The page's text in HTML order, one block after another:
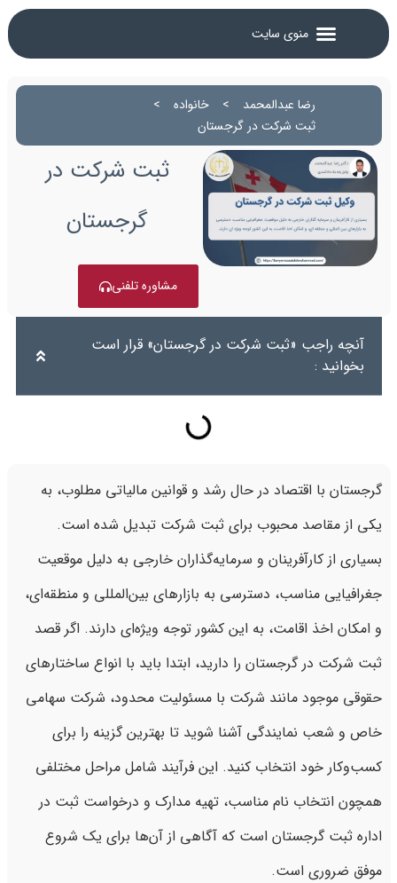
رضا عبدالمحمد > خانواده
>
ثبت شرکت در گرجستان
ثبت شرکت در
گرجستان
مشاوره تلفنی
آنچه راجب «ثبت شرکت در گرجستان» قرار است
بخوانید :
گرجستان با اقتصاد در حال رشد و قوانین مالیاتی مطلوب، به
یکی از مقاصد محبوب برای ثبت شرکت تبدیل شده است.
بسیاری از کارآفرینان و سرمایه‌گذاران خارجی به دلیل موقعیت
جغرافیایی مناسب، دسترسی به بازارهای بین‌المللی و منطقه‌ای،
و امکان اخذ اقامت، به این کشور توجه ویژه‌ای دارند. اگر قصد
ثبت شرکت در گرجستان را دارید، ابتدا باید با انواع ساختارهای
حقوقی موجود مانند شرکت با مسئولیت محدود، شرکت سهامی
خاص و شعب نمایندگی آشنا شوید تا بهترین گزینه را برای
کسب‌وکار خود انتخاب کنید. این فرآیند شامل مراحل مختلفی
همچون انتخاب نام مناسب، تهیه مدارک و درخواست ثبت در
اداره ثبت گرجستان است که آگاهی از آن‌ها برای یک شروع
موفق ضروری است.